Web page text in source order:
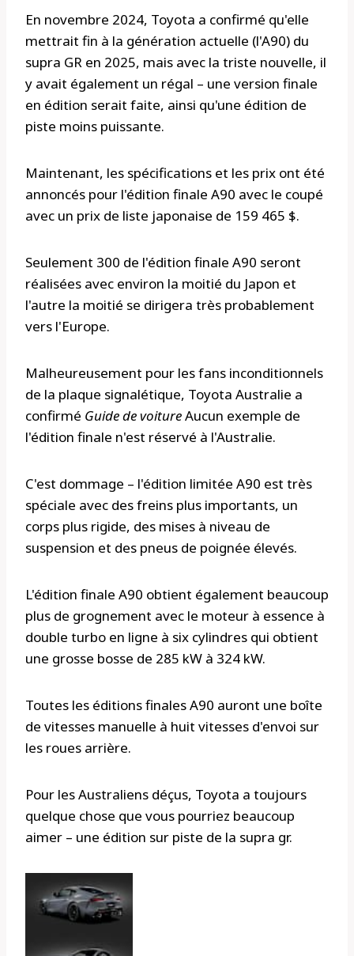
En novembre 2024, Toyota a confirmé qu'elle
mettrait fin à la génération actuelle (l'A90) du
supra GR en 2025, mais avec la triste nouvelle, il
y avait également un régal – une version finale
en édition serait faite, ainsi qu'une édition de
piste moins puissante.
Maintenant, les spécifications et les prix ont été
annoncés pour l'édition finale A90 avec le coupé
avec un prix de liste japonaise de 159 465 $.
Seulement 300 de l'édition finale A90 seront
réalisées avec environ la moitié du Japon et
l'autre la moitié se dirigera très probablement
vers l'Europe.
Malheureusement pour les fans inconditionnels
de la plaque signalétique, Toyota Australie a
confirmé Guide de voitureAucun exemple de
l'édition finale n'est réservé à l'Australie.
C'est dommage – l'édition limitée A90 est très
spéciale avec des freins plus importants, un
corps plus rigide, des mises à niveau de
suspension et des pneus de poignée élevés.
L'édition finale A90 obtient également beaucoup
plus de grognement avec le moteur à essence à
double turbo en ligne à six cylindres qui obtient
une grosse bosse de 285 kW à 324 kW.
Toutes les éditions finales A90 auront une boîte
de vitesses manuelle à huit vitesses d'envoi sur
les roues arrière.
Pour les Australiens déçus, Toyota a toujours
quelque chose que vous pourriez beaucoup
aimer – une édition sur piste de la supra gr.